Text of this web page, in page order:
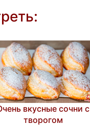
вкусные сочни с
творогом